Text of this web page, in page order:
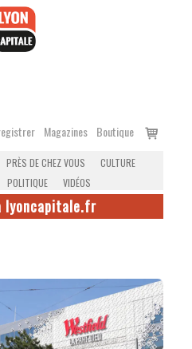
Magazines Boutique
Voir
PRÈS DE CHEZ VOUS
CULTURE
POLITIQUE VIDÉOS
lyoncapitale.fr